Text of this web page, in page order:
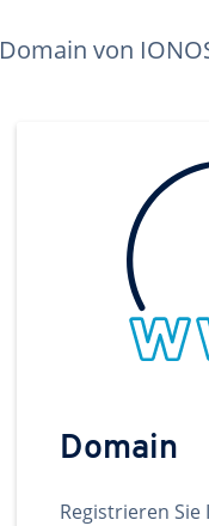
Domain von
Domain
Registrieren